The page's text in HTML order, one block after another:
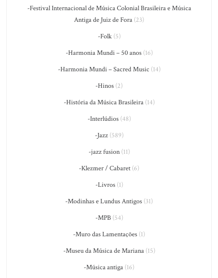
-Festival Internacional de Música Colonial Brasileira e Música
Antiga de Juiz de Fora (23)
-Folk(5)
-Harmonia Mundi – 50 anos(16)
-Harmonia Mundi – Sacred Music (14)
-Hinos (2)
-História da Música Brasileira(14)
-Interlúdios(48)
-Jazz(589)
-jazz fusion(11)
-Klezmer / Cabaret (6)
-Livros(1)
-Modinhas e Lundus Antigos (31)
-MPB(54)
-Muro das Lamentações (1)
-Museu da Música de Mariana(15)
-Música antiga (16)